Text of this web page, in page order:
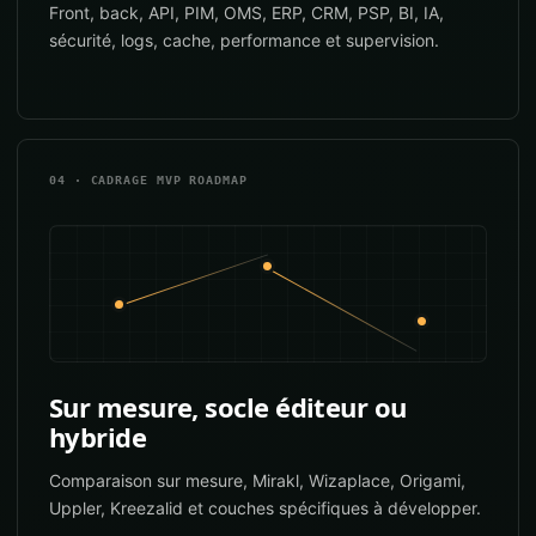
Front, back, API, PIM, OMS, ERP, CRM, PSP, BI, IA,
sécurité, logs, cache, performance et supervision.
04 · CADRAGE MVP ROADMAP
Sur mesure, socle éditeur ou
hybride
Comparaison sur mesure, Mirakl, Wizaplace, Origami,
Uppler, Kreezalid et couches spécifiques à développer.